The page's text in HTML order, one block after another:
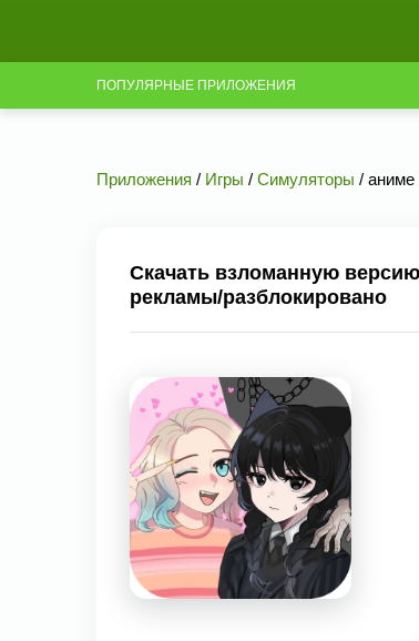
ПОПУЛЯРНЫЕ ПРИЛОЖЕНИЯ
Приложения / Игры / Симуляторы / аниме
Скачать взломанную
рекламы/разблокировано